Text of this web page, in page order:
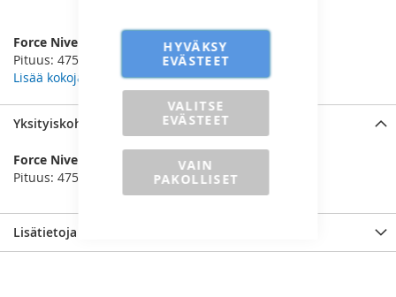
HYVÄKSY
EVÄSTEET
VALITSE
EVÄSTEET
VAIN
PAKOLLISET
Force Nivelväännin 3/4”
Pituus: 475 mm
Lisää kokoja
Yksityiskohdat
Force Nivelväännin 3/4”
Pituus: 475 mm
Lisätietoja